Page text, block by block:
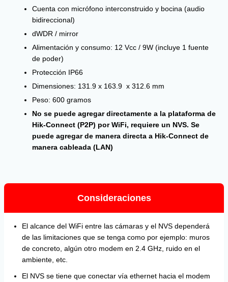
Cuenta con micrófono interconstruido y bocina (audio
bidireccional)
dWDR / mirror
Alimentación y consumo: 12 Vcc / 9W (incluye 1 fuente
de poder)
Protección IP66
Dimensiones: 131.9 x 163.9 x 312.6 mm
Peso: 600 gramos
No se puede agregar directamente a la plataforma de
Hik-Connect (P2P) por WiFi, requiere un NVS. Se
puede agregar de manera directa a Hik-Connect de
manera cableada (LAN)
Consideraciones
El alcance del WiFi entre las cámaras y el NVS dependerá
de las limitaciones que se tenga como por ejemplo: muros
de concreto, algún otro modem en 2.4 GHz, ruido en el
ambiente, etc.
El NVS se tiene que conectar vía ethernet hacia el modem